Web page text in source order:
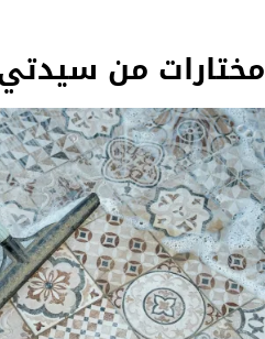
مختارات من